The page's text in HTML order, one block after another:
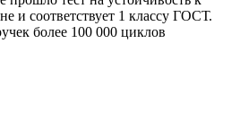
и соответствует 1 классу ГОСТ.
более 100 000 циклов